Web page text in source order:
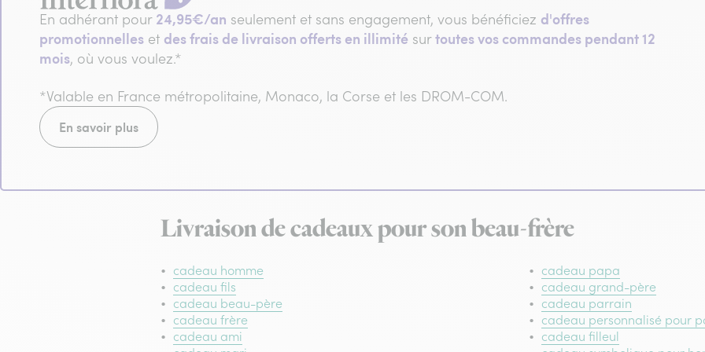
En adhérant pour 24,95€/an seulement et sans engagement, vous bénéficiez d'offres
promotionnelles et des frais de livraison offerts en illimité surtoutes vos commandes pendant 12
mois, où vous voulez.*
*Valable en France métropolitaine, Monaco, la Corse et les DROM-COM.
En savoir plus
Livraison de cadeaux pour son beau-frère
cadeau homme
cadeau papa
cadeau fils
cadeau grand-père
cadeau beau-père
cadeau parrain
cadeau frère
cadeau personnalisé pour
cadeau ami
cadeau filleul